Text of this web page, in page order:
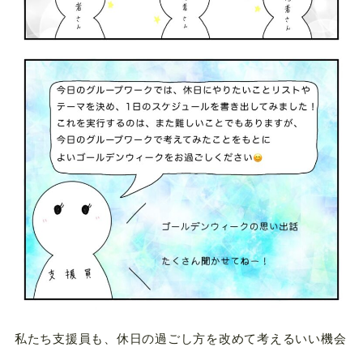
私たち支援員も、休日の過ごし方を改めて考えるいい機会